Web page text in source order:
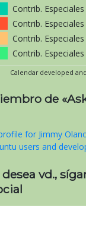
Contrib. Especiales
Contrib. Especiales
Contrib. Especiales
Contrib. Especiales
Calendar developed
de
desea vd.,